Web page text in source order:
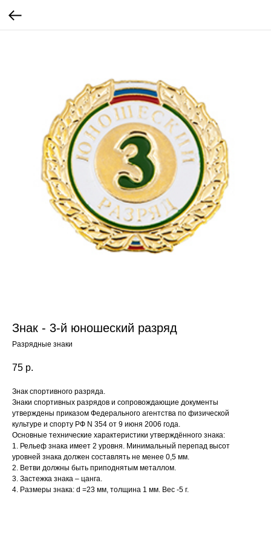
Знак - 3-й юношеский разряд
Разрядные знаки
75 р.
Знак спортивного разряда.
Знаки спортивных разрядов и сопровождающие документы
утверждены приказом Федерального агентства по физической
культуре и спорту РФ N 354 от 9 июня 2006 года.
Основные технические характеристики утверждённого знака:
1. Рельеф знака имеет 2 уровня. Минимальный перепад высот
уровней знака должен составлять не менее 0,5 мм.
2. Ветви должны быть приподнятым металлом.
3. Застежка знака – цанга.
4. Размеры знака: d =23 мм, толщина 1 мм. Вес -5 г.